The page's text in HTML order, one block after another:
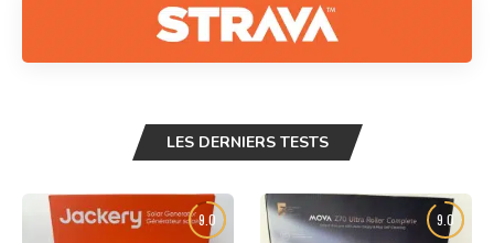
LES DERNIERS TESTS
9.0 9.0